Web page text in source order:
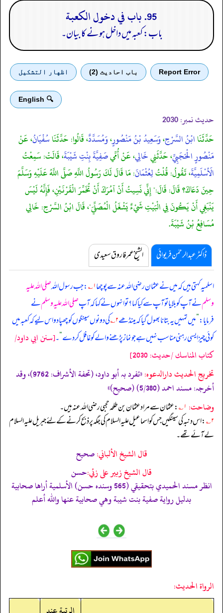
95. باب في دخول الكعبة
باب: کعبہ میں داخل ہونے کا بیان۔
Report Error باب احادیث (2) اظهار التشكيل
🔍 English
حدیث نمبر: 2030
حَدَّثَنَاابْنُ السَّرْحِ،وَسَعِيدُ بْنُ مَنْصُورٍ،وَمُسَدَّدٌ، قَالُوا: حَدَّثَنَاسُفْيَانُ، عَنْ
مَنْصُورٍ الْحَجَبِيِّ، حَدَّثَنِيخَالِي، عَنْ أُمِّيصَفِيَّةَ بِنْتِ شَيْبَةَ، قَالَتْ: سَمِعْتُ
الَأسْلَمِيَّةَ، تَقُولُ: قُلْتُلِعُثْمَانَ: مَا قَالَ لَكَ رَسُولُ اللَّهِ صَلَّى اللَّهُ عَلَيْهِ وَسَلَّمَ
حِينَ دَعَاكَ؟ قَالَ: قَالَ:" إِنِّي نَسِيتُ أَنْ آمُرَكَ أَنْ تُخَمِّرَ الْقَرْنَيْنِ، فَإِنَّهُ لَيْسَ
يَنْبَغِي أَنْ يَكُونَ فِي الْبَيْتِ شَيْءٌ يَشْغَلُ الْمُصَلِّيَ"، قَالَ ابْنُ السَّرْحِ: خَالِي
مُسَافِعُ بْنُ شَيْبَةَ.
ڈاکٹر عبدالرحمٰن فریوائی الشیخ عمر فاروق سعیدی
اسلمیہ کہتی ہیں کہمیں نے عثمان رضی اللہ عنہ سے پوچھا۱؎ : جب رسول اللہصلی اللہ علیہ
وسلمنے آپ کو بلایا تو آپ سے کیا کہا؟ تو انہوں نے کہا کہ آپصلی اللہ علیہ وسلمنے
فرمایا:”میں تمہیں یہ بتانا بھول گیا کہ مینڈھے۲؎ کی دونوں سینگوں کو چھپا دو اس لیے کہ کعبہ میں
کوئی چیز ایسی رہنی مناسب نہیں ہے جو نماز پڑھنے والے کو غافل کر دے“۔[سنن ابي داود/
كتاب المناسك /حدیث: 2030]
تخریج الحدیث دارالدعوہ:
«‏‏‏‏تفرد بہ أبو داود، (تحفة الأشراف: 9762)، وقد
أخرجہ: مسند احمد (5/380) (صحیح)»
وضاحت: ۱؎ : عثمان سے مراد عثمان بن طلحہ حجبی رضی اللہ عنہ ہیں۔
۲؎ : اس دنبہ کی سینگیں جس کو اسماعیل علیہ السلام کی جگہ پر ذبح کرنے کے لئے جبریل علیہ السلام
لے آئے تھے۔
قال الشيخ الألباني:صحيح
قال الشيخ زبير على زئي:حسن
انظر مسند الحميدي بتحقيقي (565 وسنده حسن) الأسلمية أراھا صحابية
بدليل رواية صفية بنت شيبة وھي صحابية عنھا والله أعلم
الرواة الحديث: